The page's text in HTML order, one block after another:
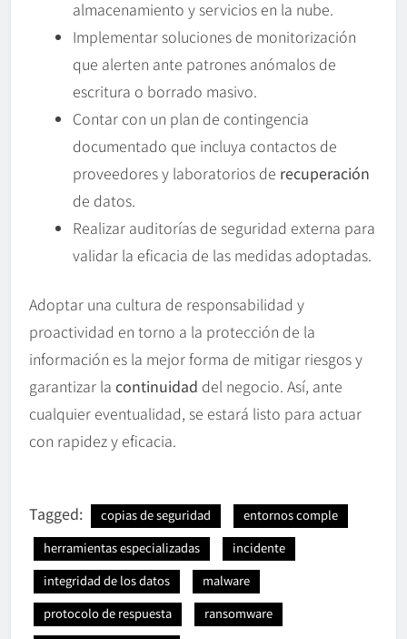
almacenamiento y servicios en la nube.
Implementar soluciones de monitorización
que alerten ante patrones anómalos de
escritura o borrado masivo.
Contar con un plan de contingencia
documentado que incluya contactos de
proveedores y laboratorios de recuperación
de datos.
Realizar auditorías de seguridad externa para
validar la eficacia de las medidas adoptadas.
Adoptar una cultura de responsabilidad y
proactividad en torno a la protección de la
información es la mejor forma de mitigar riesgos y
garantizar la continuidad del negocio. Así, ante
cualquier eventualidad, se estará listo para actuar
con rapidez y eficacia.
Tagged: copias de seguridad
entornos comple
herramientas especializadas
incidente
integridad de los datos
malware
protocolo de respuesta
ransomware